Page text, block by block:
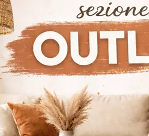
Negozio Di Scrivanie Direzionali Cattelan
Negozio Di Scrivanie Direzionali
Terme Negozio Di Scrivanie
Di Scrivanie Direzionali A Istanbul
Negozio Di Scrivanie Direzionali